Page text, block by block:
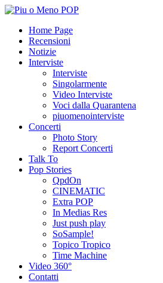
Home Page
Recensioni
Notizie
Interviste
Interviste
Singolarmente
Video Interviste
Voci dalla Quarantena
piuomenointerviste
Concerti
Photo Story
Report Concerti
Talk To
Pop Stories
QpdOn
CINEMATIC
Extra POP
In Medias Res
Just push play
SoSample!
Topico Tropico
Time Machine
Video 360°
Contatti